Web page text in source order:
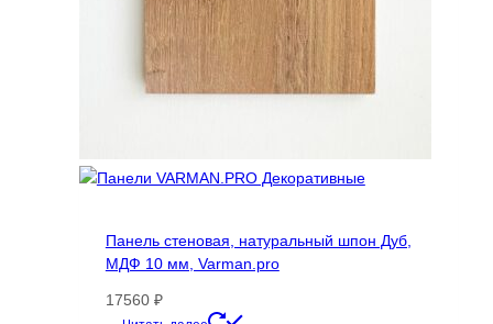
товара.
Панель стеновая, натуральный шпон Дуб,
МДФ 10 мм, Varman.pro
17560 ₽